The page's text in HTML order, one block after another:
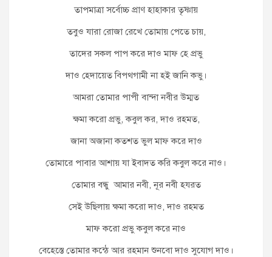
তাপমাত্রা সর্বোচ্চ প্রাণ হাহাকার তৃষ্ণায়
তবুও যারা রোজা রেখে তোমায় পেতে চায়,
তাদের সকল পাপ করে দাও মাফ হে প্রভু
দাও হেদায়েত বিপথগামী না হই জানি কভু।
আমরা তোমার পাপী বান্দা নবীর উম্মত
ক্ষমা করো প্রভু, কবুল কর, দাও রহমত,
জানা অজানা কতশত ভুল মাফ করে দাও
তোমারে পাবার আশায় যা ইবাদত করি কবুল করে নাও।
তোমার বন্ধু আমার নবী, নূর নবী হযরত
সেই উছিলায় ক্ষমা করো দাও, দাও রহমত
মাফ করো প্রভু কবুল করে নাও
বেহেস্তে তোমার কন্ঠে আর রহমান শুনবো দাও সুযোগ দাও।